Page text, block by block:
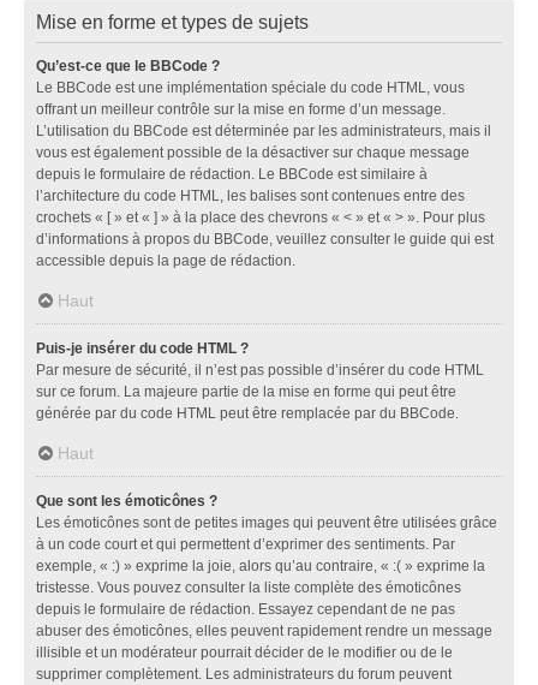
Mise en forme et types de sujets
Qu’est-ce que le BBCode ?
Le BBCode est une implémentation spéciale du code HTML, vous
offrant un meilleur contrôle sur la mise en forme d’un message.
L’utilisation du BBCode est déterminée par les administrateurs, mais il
vous est également possible de la désactiver sur chaque message
depuis le formulaire de rédaction. Le BBCode est similaire à
l’architecture du code HTML, les balises sont contenues entre des
crochets « [ » et « ] » à la place des chevrons « < » et « > ». Pour plus
d’informations à propos du BBCode, veuillez consulter le guide qui est
accessible depuis la page de rédaction.
Haut
Puis-je insérer du code HTML ?
Par mesure de sécurité, il n’est pas possible d’insérer du code HTML
sur ce forum. La majeure partie de la mise en forme qui peut être
générée par du code HTML peut être remplacée par du BBCode.
Haut
Que sont les émoticônes ?
Les émoticônes sont de petites images qui peuvent être utilisées grâce
à un code court et qui permettent d’exprimer des sentiments. Par
exemple, « :) » exprime la joie, alors qu’au contraire, « :( » exprime la
tristesse. Vous pouvez consulter la liste complète des émoticônes
depuis le formulaire de rédaction. Essayez cependant de ne pas
abuser des émoticônes, elles peuvent rapidement rendre un message
illisible et un modérateur pourrait décider de le modifier ou de le
supprimer complètement. Les administrateurs du forum peuvent